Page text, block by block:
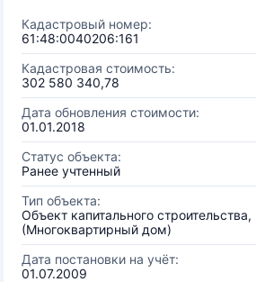
Кадастровый номер:
61:48:0040206:161
Кадастровая стоимость:
302 580 340,78
Дата обновления стоимости:
01.01.2018
Статус объекта:
Ранее учтенный
Тип объекта:
Объект капитального
(Многоквартирный дом)
Дата постановки на учёт:
01.07.2009